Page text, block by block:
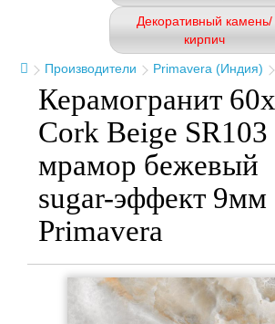
Декоративный камень/
кирпич
Производители
Primavera (Индия)
Керамогранит
Cork Beige SR103
мрамор бежевый
sugar-эффект 9мм
Primavera